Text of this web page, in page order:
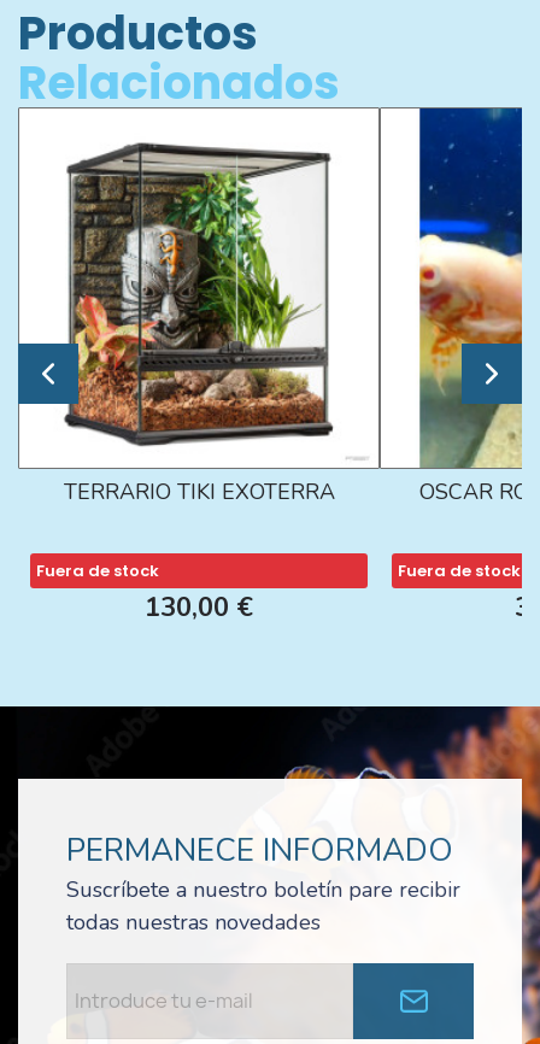
Productos
Relacionados
TERRARIO TIKI EXOTERRA
Fuera de stock
130,00 €
OSCAR
Fuera de stock
PERMANECE INFORMADO
Suscríbete a nuestro boletín pare recibir
todas nuestras novedades